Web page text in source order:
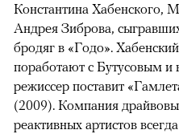
Константина Хабенского,
Андрея Зиброва,
бродяг в «Годо».
поработают с Бутусовым
режиссер поставит
(2009). Компания
реактивных артистов